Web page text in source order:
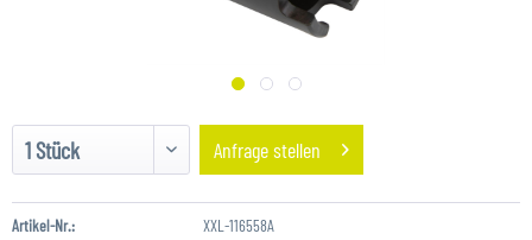
Anfrage stellen
Artikel-Nr.:
XXL-116558A